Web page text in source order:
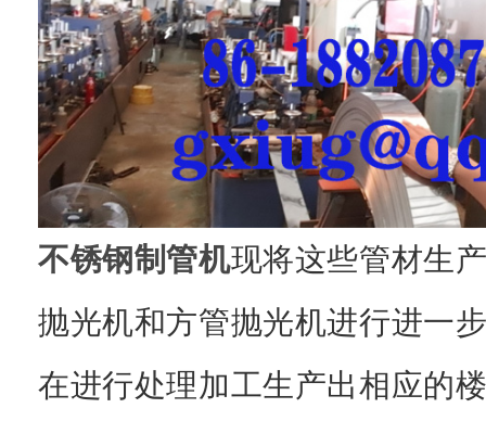
不锈钢制管机现将这些管材生
抛光机和方管抛光机进行进一
在进行处理加工生产出相应的